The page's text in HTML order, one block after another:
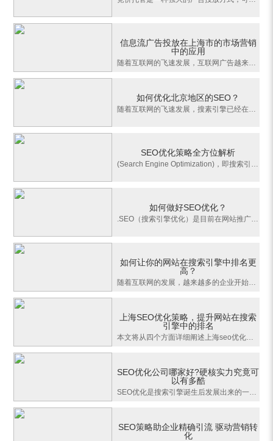
信息流广告投放在上海市的市场营销
中的应用
随着互联网的飞速发展，互联网广告越来越受到广告主们的青睐。而信息流广告由于其具有性价比高、投放效果好、覆盖面广等优势，受到了越来越多广告主和消费者的喜爱。本篇文章将会探讨信息流广告在上海市的市场营销中的应用。 一、什么是信息流广告 信息流广告也叫
如何优化北京地区的SEO？
随着互联网的飞速发展，搜素引擎已经在生活中扮演了越来越重要的角色。而seo优化也变得越来越重要。SEO是指通过技术手段，提高网站的自然搜索引擎排名，以增加网站访问量和影响力的一种方法。SEO技术的实施，不仅可以优化站点用户体验、提升用户转化率，而且也可以提升网站的排名，从而对于网站的营销宣传起到很大的
SEO优化策略全方位解析
(Search Engine Optimization)，即搜索引擎优化，是一种提高网站在搜索引擎自然排名中的知名度与曝光率的技术。为了能够得到更多的搜索流量，拥有更好的用户体验，企业必须重视seo在网站的运营中的重要性。下面将从SEO基础、技巧以及策略等多个方面进行全方位解析。一. SEO基础1.关键词关键词是seo优化中重
如何做好SEO优化？
.SEO（搜索引擎优化）是目前在网站推广领域中为热门的话题之一，它可以有效地提升网站的曝光率、提高网站的自然搜索排名，从而吸引更多的目标用户。然而，如何正确地进行seo优化却是一个非常复杂的问题，下面就让我们来一起探讨一下该如何做好SEO优化。一、关键词的优化首先，我们要做好的就是关键词的优化。关
如何让你的网站在搜索引擎中排名更
高？
随着互联网的发展，越来越多的企业开始意识到网站对于品牌宣传和推广的重要性。但是，仅拥有一个美观的网站是不够的，你需要让潜在客户能够轻松地找到你的网站。这就是（Search Engine Optimization，搜索引擎优化）的作用。本文将介绍上海seo的相关知识，以及如何让你的网站在搜索引擎中排名更高。
上海SEO优化策略，提升网站在搜索
引擎中的排名
本文将从四个方面详细阐述上海seo优化策略，帮助网站在搜索引擎中提升排名。一方面，介绍关键词的选择和使用；第二方面，讲解优质内容的重要性；第三方面，探讨网站架构和导航的优化；第四方面，分享外链建设的技巧。通过本文的学习，相信您能掌握SEO优化的关键点，提高网站的搜索引擎排名。 1、关
SEO优化公司哪家好?硬核实力究竟可
以有多酷
SEO优化是搜索引擎诞生后发展出来的一种网络推广方式，它性价比高、吸引的是自然流量，通过SEO优化可以提高企业网站和关键词的排名，从而为企业线上销售引流。但想要达到理想的SEO优化效果，企业需要选择优质的服务商。SEO优化公司哪家好?服务商的实力、成功案例和团队运营以及SEO策略能力十分重要。1、公司实力
SEO策略助企业精确引流 驱动营销转
化